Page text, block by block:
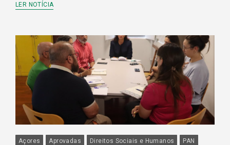
LER NOTÍCIA
Açores Aprovadas Direitos Sociais e Humanos
PAN